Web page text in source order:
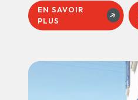
EN SAVOIR
PLUS